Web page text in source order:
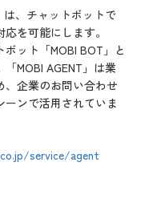
は、チャットボットで
を可能にします。
ット「MOBI BOT」と
MOBI AGENT」は業
、企業のお問い合わせ
ンで活用されていま
service/agent